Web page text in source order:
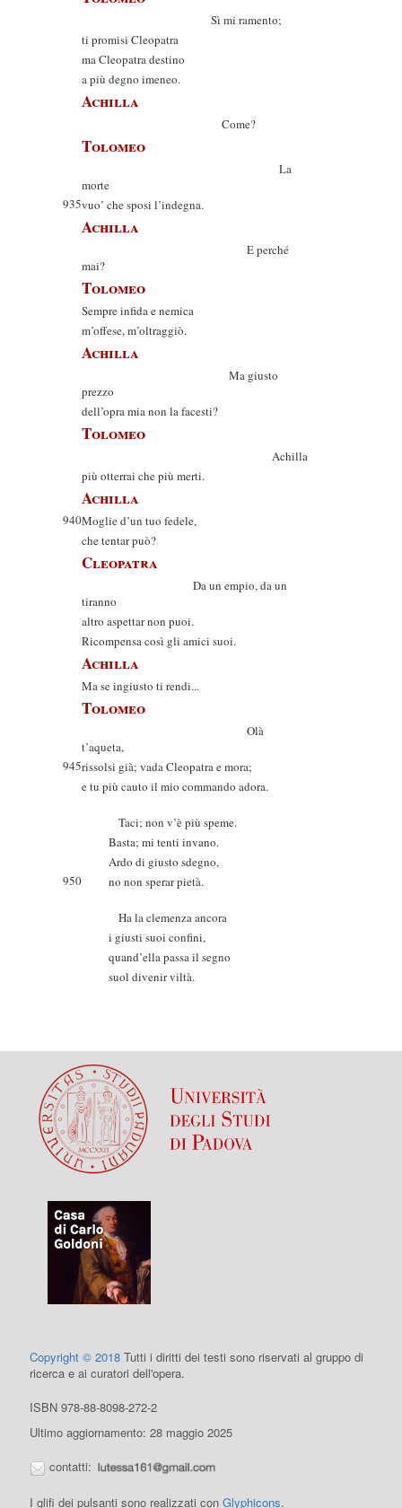
Sì mi ramento;
ti promisi Cleopatra
ma Cleopatra destino
a più degno imeneo.
Achilla
Come?
Tolomeo
La
morte
935vuo’ che sposi l’indegna.
Achilla
E perché
mai?
Tolomeo
Sempre infida e nemica
m’offese, m’oltraggiò.
Achilla
Ma giusto
prezzo
dell’opra mia non la facesti?
Tolomeo
Achilla
più otterrai che più merti.
Achilla
940Moglie d’un tuo fedele,
che tentar può?
Cleopatra
Da un empio, da un
tiranno
altro aspettar non puoi.
Ricompensa così gli amici suoi.
Achilla
Ma se ingiusto ti rendi...
Tolomeo
Olà
t’aqueta,
945rissolsi già; vada Cleopatra e mora;
e tu più cauto il mio commando adora.
Taci; non v’è più speme.
Basta; mi tenti invano.
Ardo di giusto sdegno,
950
no non sperar pietà.
Ha la clemenza ancora
i giusti suoi confini,
quand’ella passa il segno
suol divenir viltà.
Copyright © 2018 Tutti i diritti dei testi sono riservati al gruppo di
ricerca e ai curatori dell'opera.
ISBN 978-88-8098-272-2
Ultimo aggiornamento: 28 maggio 2025
contatti:
I glifi dei pulsanti sono realizzati conGlyphicons.